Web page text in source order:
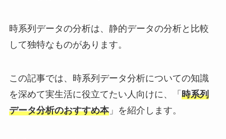
時系列データの分析は、静的データの分析と比較
して独特なものがあります。
この記事では、時系列データ分析についての知識
を深めて実生活に役立てたい人向けに、「 時系列
データ分析のおすすめ本」を紹介します。